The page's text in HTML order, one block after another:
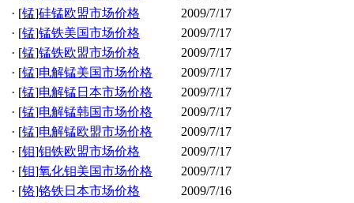
· [锰]硅锰欧盟市场价格
2009/7/17
· [锰]锰铁美国市场价格
2009/7/17
· [锰]锰铁欧盟市场价格
2009/7/17
· [锰]电解锰美国市场价格
2009/7/17
· [锰]电解锰日本市场价格
2009/7/17
· [锰]电解锰韩国市场价格
2009/7/17
· [锰]电解锰欧盟市场价格
2009/7/17
· [钼]钼铁欧盟市场价格
2009/7/17
· [钼]氧化钼美国市场价格
2009/7/17
· [铬]铬铁日本市场价格
2009/7/16